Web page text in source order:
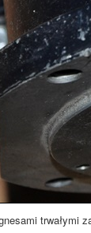
trwałymi